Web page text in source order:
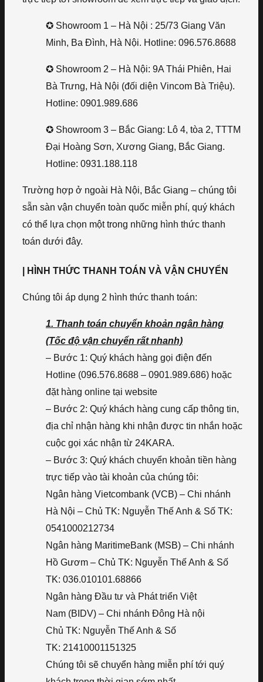
✪ Showroom 1 – Hà Nội : 25/73 Giang Văn
Minh, Ba Đình, Hà Nội. Hotline: 096.576.8688
✪ Showroom 2 – Hà Nội: 9A Thái Phiên, Hai
Bà Trưng, Hà Nội (đối diện Vincom Bà Triệu).
Hotline: 0901.989.686
✪ Showroom 3 – Bắc Giang: Lô 4, tòa 2, TTTM
Đại Hoàng Sơn, Xương Giang, Bắc Giang.
Hotline: 0931.188.118
Trường hợp ở ngoài Hà Nội, Bắc Giang – chúng tôi
sẵn sàn vận chuyển toàn quốc miễn phí, quý khách
có thể lựa chọn một trong những hình thức thanh
toán dưới đây.
| HÌNH THỨC THANH TOÁN VÀ VẬN CHUYỂN
Chúng tôi áp dụng 2 hình thức thanh toán:
1. Thanh toán chuyển khoản ngân hàng
(Tốc độ vận chuyển rất nhanh)
– Bước 1: Quý khách hàng gọi điện đến
Hotline (096.576.8688 – 0901.989.686) hoặc
đặt hàng online tại website
– Bước 2: Quý khách hàng cung cấp thông tin,
địa chỉ nhận hàng khi nhận được tin nhắn hoặc
cuộc gọi xác nhận từ 24KARA.
– Bước 3: Quý khách chuyển khoản tiền hàng
trực tiếp vào tài khoản của chúng tôi:
Ngân hàng Vietcombank (VCB) – Chi nhánh
Hà Nội – Chủ TK: Nguyễn Thế Anh & Số TK:
0541000212734
Ngân hàng MaritimeBank (MSB) – Chi nhánh
Hồ Gươm – Chủ TK: Nguyễn Thế Anh & Số
TK: 036.010101.68866
Ngân hàng Đầu tư và Phát triển Việt
Nam (BIDV) – Chi nhánh Đông Hà nội
Chủ TK: Nguyễn Thế Anh & Số
TK: 21410001151325
Chúng tôi sẽ chuyển hàng miễn phí tới quý